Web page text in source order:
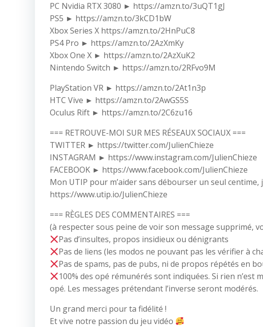
PC Nvidia RTX 3080 ► https://amzn.to/3uQT1gJ
PS5 ► https://amzn.to/3kCD1bW
Xbox Series X https://amzn.to/2HnPuC8
PS4 Pro ► https://amzn.to/2AzXmKy
Xbox One X ► https://amzn.to/2AzXuK2
Nintendo Switch ► https://amzn.to/2RFvo9M
PlayStation VR ► https://amzn.to/2At1n3p
HTC Vive ► https://amzn.to/2AwGS5S
Oculus Rift ► https://amzn.to/2C6zu16
=== RETROUVE-MOI SUR MES RÉSEAUX SOCIAUX ===
TWITTER ► https://twitter.com/JulienChieze
INSTAGRAM ► https://www.instagram.com/JulienChieze
FACEBOOK ► https://www.facebook.com/JulienChieze
Mon UTIP pour m’aider sans débourser un seul
https://www.utip.io/JulienChieze
=== RÈGLES DES COMMENTAIRES ===
(à respecter sous peine de voir son message supprimé,
Pas d’insultes, propos insidieux ou dénigrants
Pas de liens (les modos ne pouvant pas les vérifier à
Pas de spams, pas de pubs, ni de propos répétés en
100% des opé rémunérés sont indiquées. Si rien n’est
opé. Les messages prétendant l’inverse seront modérés.
Un grand merci pour ta fidélité !
Et vive notre passion du jeu vidéo